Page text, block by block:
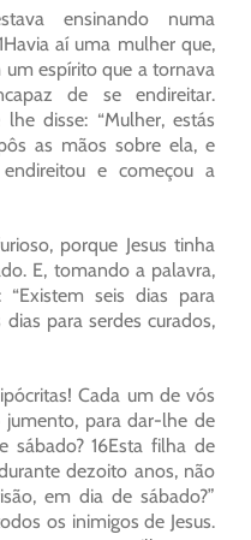
ensinando numa
aí uma mulher que,
espírito que a tornava
de se endireitar.
disse: “Mulher, estás
as mãos sobre ela, e
e começou a
porque Jesus tinha
E, tomando a palavra,
seis dias para
para serdes curados,
Cada um de vós
para dar-lhe de
sábado? 16Esta filha de
dezoito anos, não
em dia de sábado?”
os inimigos de Jesus.